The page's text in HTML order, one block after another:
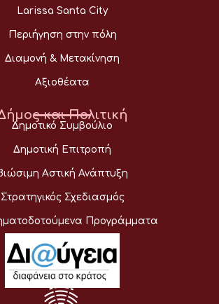
Larissa Santa City
Περιήγηση στην πόλη
Διαμονή & Μετακίνηση
Αξιοθέατα
και Πολιτική
Δημοτικό Συμβούλιο
Δημοτική Επιτροπή
Αστική Ανάπτυξη
Στρατηγικός Σχεδιασμός
Προγράμματα